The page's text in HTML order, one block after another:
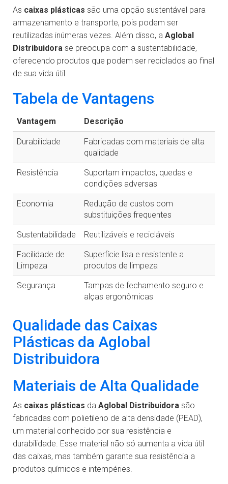
As caixas plásticas são uma opção sustentável para
armazenamento e transporte, pois podem ser
reutilizadas inúmeras vezes. Além disso, a Aglobal
Distribuidora se preocupa com a sustentabilidade,
oferecendo produtos que podem ser reciclados ao final
de sua vida útil.
Tabela de Vantagens
Vantagem Descrição
Durabilidade
Fabricadas com materiais de alta
qualidade
Resistência
Suportam impactos, quedas e
condições adversas
Economia
Redução de custos com
substituições frequentes
Sustentabilidade Reutilizáveis e recicláveis
Facilidade de
Limpeza
Superfície lisa e resistente a
produtos de limpeza
Segurança
Tampas de fechamento seguro e
alças ergonômicas
Qualidade das Caixas
Plásticas da Aglobal
Distribuidora
Materiais de Alta Qualidade
As caixas plásticas da Aglobal Distribuidora são
fabricadas com polietileno de alta densidade (PEAD),
um material conhecido por sua resistência e
durabilidade. Esse material não só aumenta a vida útil
das caixas, mas também garante sua resistência a
produtos químicos e intempéries.